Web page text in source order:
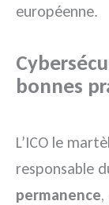
européenne.
bonnes
L’ICO le
responsable
permanence